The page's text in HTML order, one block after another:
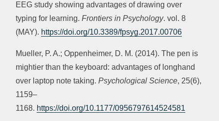
EEG study showing advantages of drawing over
typing for learning. Frontiers in Psychology. vol. 8
(MAY). https://doi.org/10.3389/fpsyg.2017.00706
Mueller, P. A.; Oppenheimer, D. M. (2014). The pen is
mightier than the keyboard: advantages of longhand
over laptop note taking. Psychological Science, 25(6),
1159–
1168. https://doi.org/10.1177/0956797614524581